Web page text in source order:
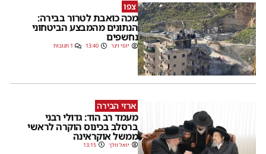
צפו
מכה כואבת לטרור בבירה:
הנתונים מהמבצע הביטחוני
נחשפים
יוסי וינר 13:40 1 תגובות
ארזי הבירה
מעמד רב הוד: גדולי רבני
ברסלב בכינוס הוקרה לראשי
ממשל אוקראינה
יואל וולך 13:15